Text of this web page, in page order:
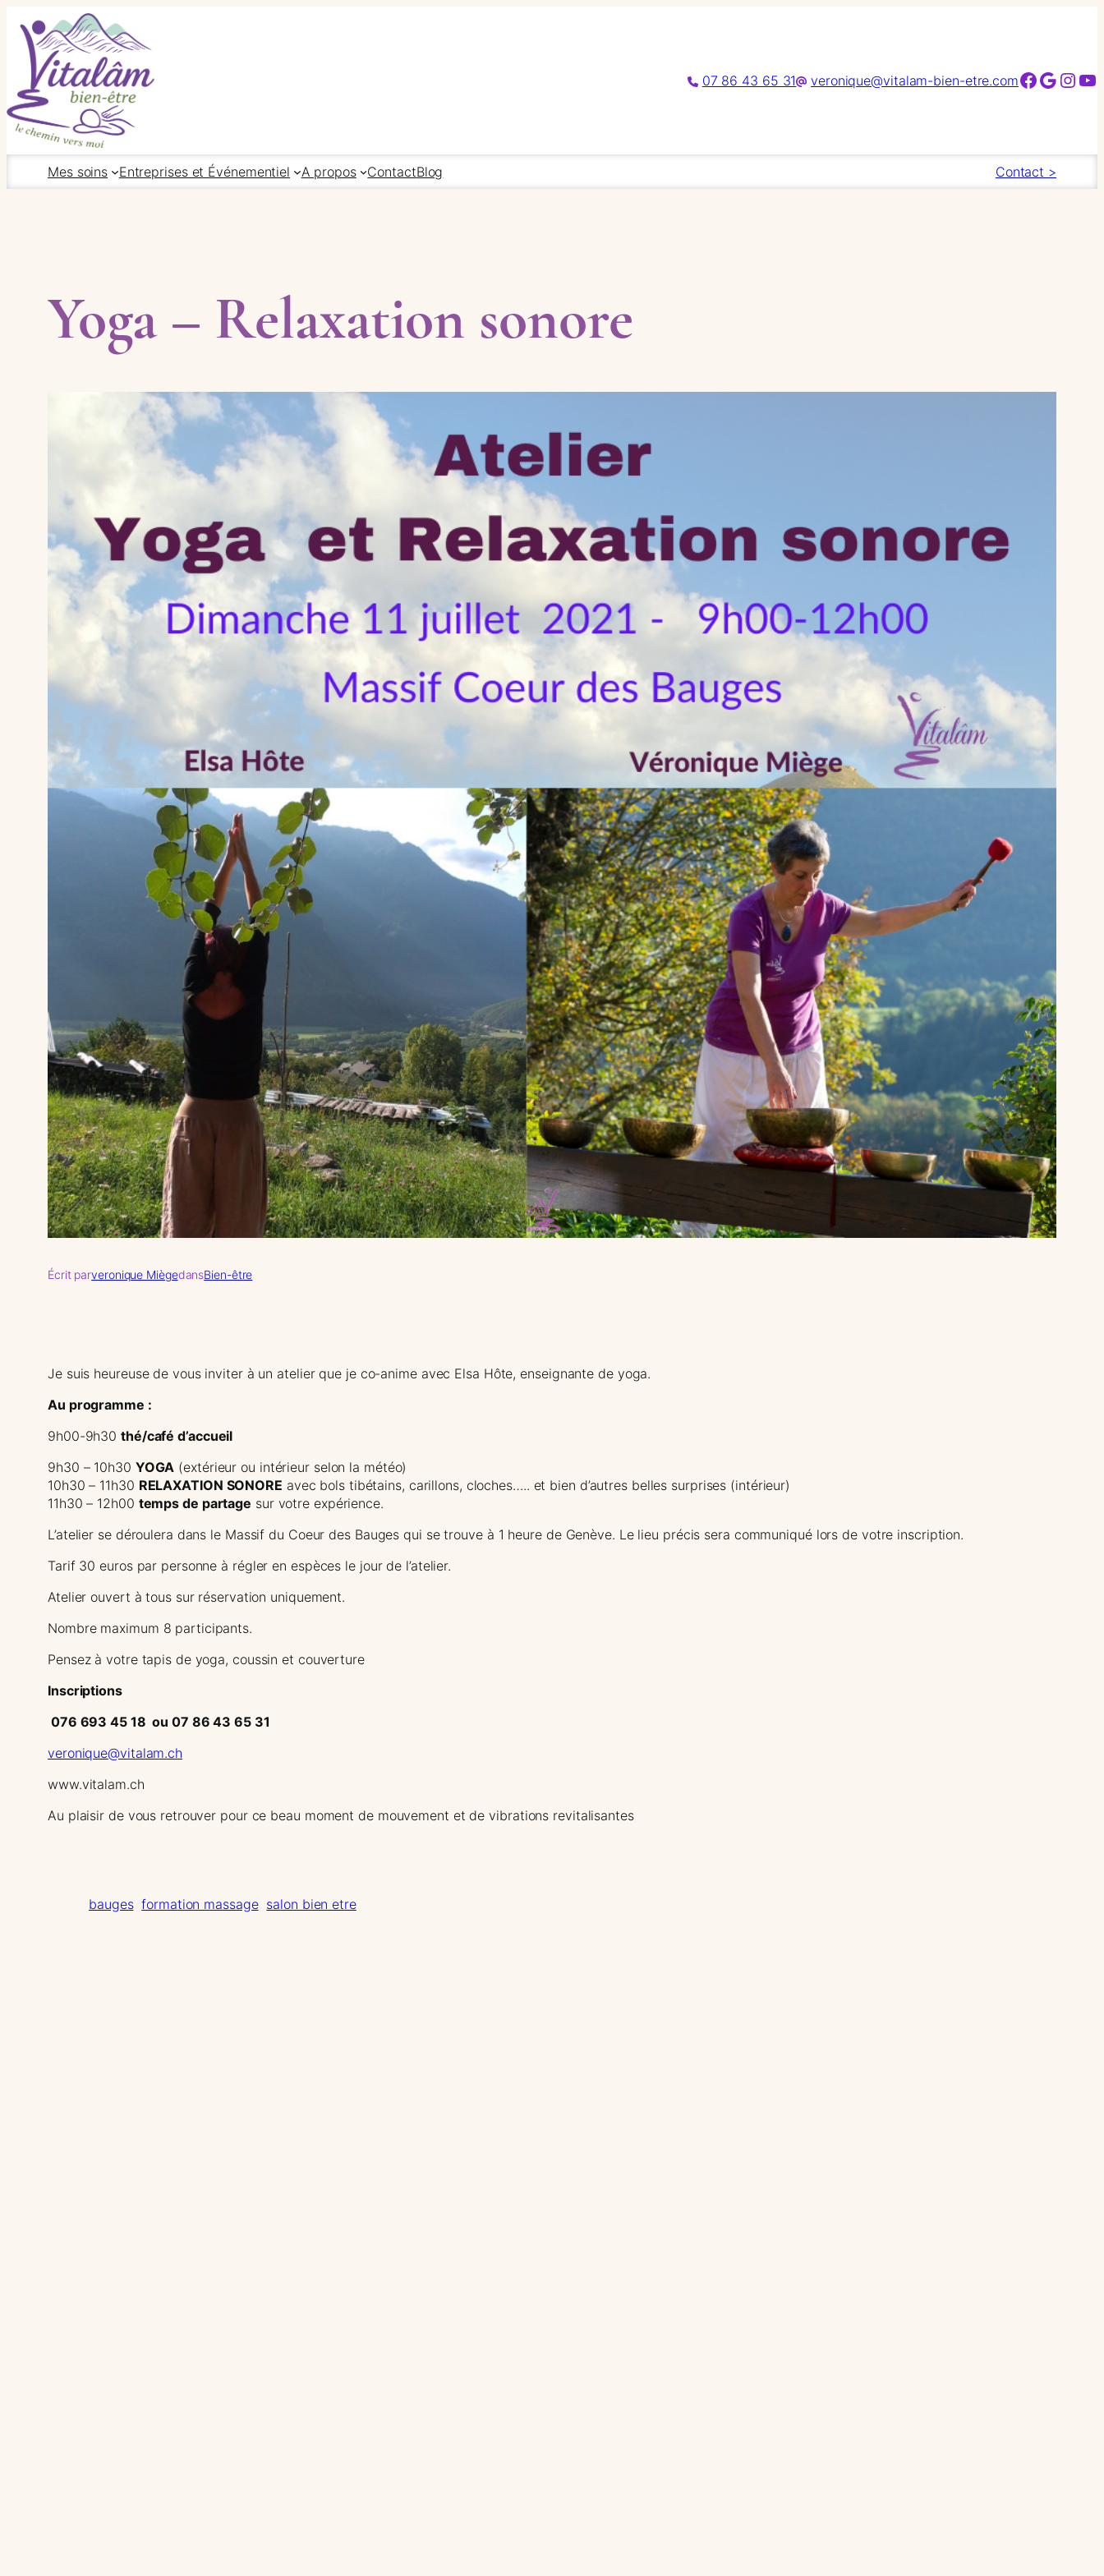
contenu
07 86 43 65 31
veronique@vitalam-bien-etre.comFacebook Google Instagram YouTube
Mes soins Entreprises et Événementiel A propos ContactBlog Contact >
Yoga – Relaxation sonore
Écrit parveronique MiègedansBien-être
Je suis heureuse de vous inviter à un atelier que je co-anime avec Elsa Hôte, enseignante de yoga.
Au programme :
9h00-9h30 thé/café d’accueil
9h30 – 10h30 YOGA (extérieur ou intérieur selon la météo)
10h30 – 11h30 RELAXATION SONORE avec bols tibétains, carillons, cloches….. et bien d’autres belles surprises (intérieur)
11h30 – 12h00 temps de partage sur votre expérience.
L’atelier se déroulera dans le Massif du Coeur des Bauges qui se trouve à 1 heure de Genève. Le lieu précis sera communiqué lors de votre inscription.
Tarif 30 euros par personne à régler en espèces le jour de l’atelier.
Atelier ouvert à tous sur réservation uniquement.
Nombre maximum 8 participants.
Pensez à votre tapis de yoga, coussin et couverture
Inscriptions
076 693 45 18 ou 07 86 43 65 31
veronique@vitalam.ch
www.vitalam.ch
Au plaisir de vous retrouver pour ce beau moment de mouvement et de vibrations revitalisantes
bauges formation massage salon bien etre